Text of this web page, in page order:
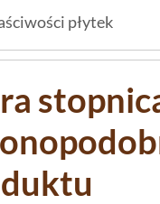
płytek